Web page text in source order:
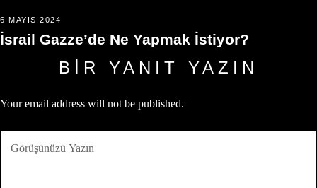
6 MAYIS 2024
İsrail Gazze’de Ne Yapmak İstiyor?
BIR YANIT YAZIN
Your email address will not be published.